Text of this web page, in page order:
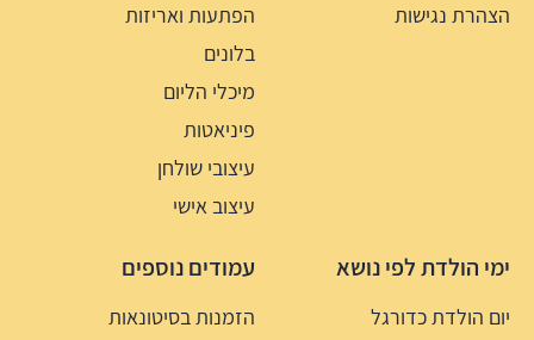
הצהרת נגישות
הפתעות ואריזות
בלונים
מיכלי הליום
פיניאטות
עיצובי שולחן
עיצוב אישי
ימי הולדת לפי נושא
יום הולדת כדורגל
עמודים נוספים
הזמנות בסיטונאות